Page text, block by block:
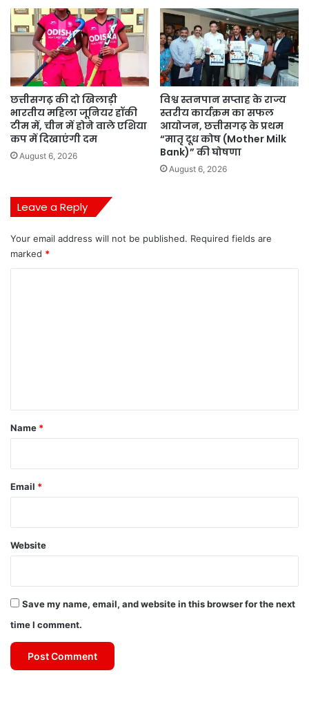
छत्तीसगढ़ की दो खिलाड़ी
भारतीय महिला जूनियर हॉकी
टीम में, चीन में होने वाले एशिया
कप में दिखाएंगी दम
August 6, 2026
विश्व स्तनपान सप्ताह के राज्य
स्तरीय कार्यक्रम का सफल
आयोजन, छत्तीसगढ़ के प्रथम
“मातृ दूध कोष (Mother Milk
Bank)” की घोषणा
August 6, 2026
Leave a Reply
Your email address will not be published. Required fields are
marked *
*
Name *
Email *
Website
Save my name, email, and website in this browser for the next
time I comment.